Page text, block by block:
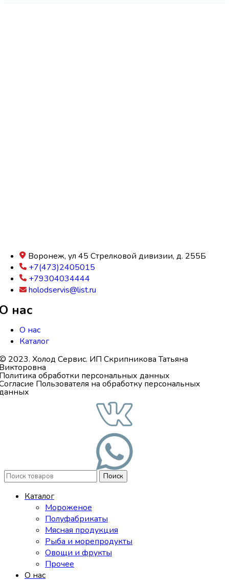
Воронеж, ул 45 Стрелковой дивизии, д. 255Б
+7(473)2405015
+79304034444
holodservis@list.ru
нас
О нас
Каталог
2023. Холод Сервис. ИП Скрипникова Татьяна
обработки персональных данных
Пользователя на обработку персональных
Поиск
Каталог
Мороженое
Полуфабрикаты
Мясная продукция
Рыба и морепродукты
Овощи и фрукты
Прочее
О нас